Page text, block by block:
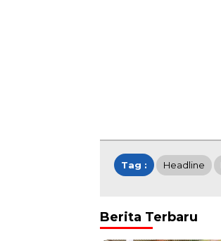
Tag : Headline
Berita Terbaru